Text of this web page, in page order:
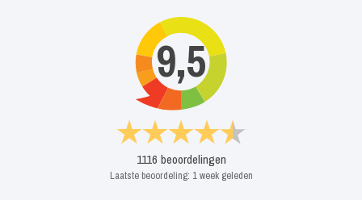
9,5
1116 beoordelingen
Laatste beoordeling: 1 week geleden